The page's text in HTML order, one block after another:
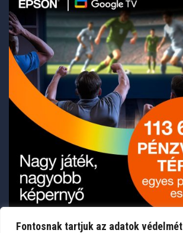
Fontosnak tartjuk az adatok védelmét